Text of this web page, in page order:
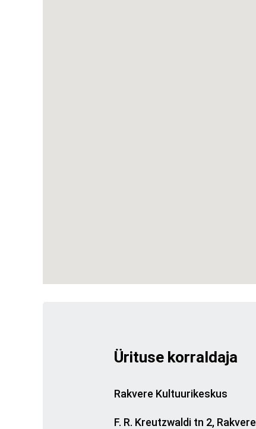
Ürituse korraldaja
Rakvere Kultuurikeskus
F. R. Kreutzwaldi tn 2, Rakvere